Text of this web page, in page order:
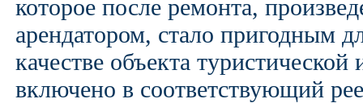
которое после ремонта,
арендатором, стало пригодным
качестве объекта туристической
включено в соответствующий